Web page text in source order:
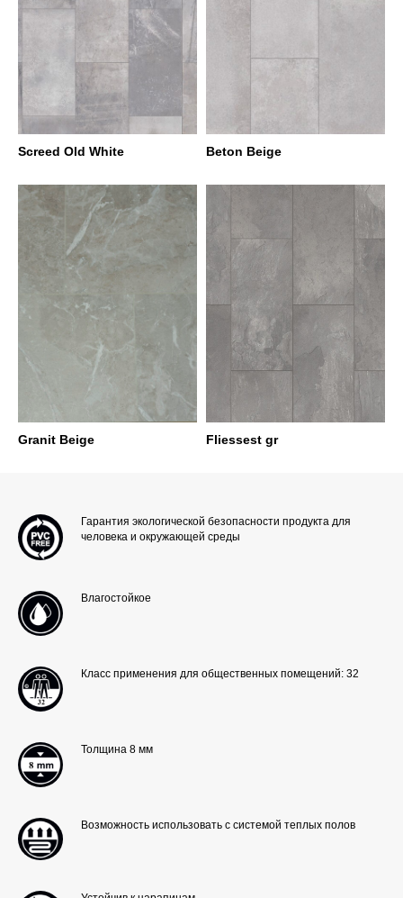
Screed Old White Beton Beige
Granit Beige Fliessest gr
Гарантия экологической безопасности продукта для
человека и окружающей среды
Влагостойкое
Класс применения для общественных помещений: 32
Толщина 8 мм
Возможность использовать с системой теплых полов
sales@bratec-lis.com